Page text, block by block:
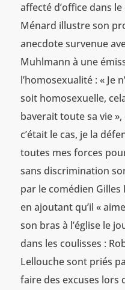
affecté d’office dans
Ménard illustre son
anecdote survenue
Muhlmann à une
l’homosexualité : « Je
soit homosexuelle,
baverait toute sa vie »,
c’était le cas, je la
toutes mes forces
sans discrimination
par le comédien
en ajoutant qu’il «
son bras à l’église le
dans les coulisses :
Lellouche sont priés
faire des excuses lors